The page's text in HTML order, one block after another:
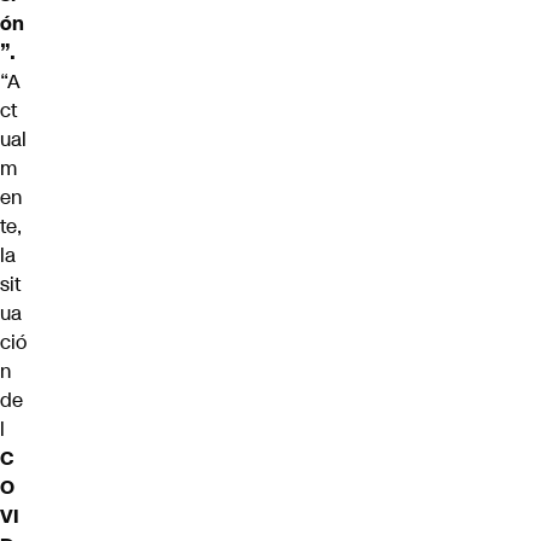
ón
”.
“A
ct
ual
m
en
te,
la
sit
ua
ció
n
de
l
C
O
VI